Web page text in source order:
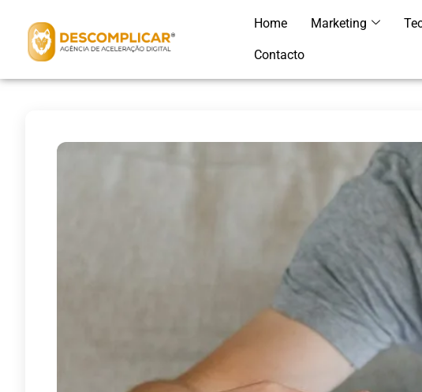
Home Marketing
Contacto